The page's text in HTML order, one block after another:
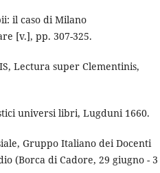
il caso di Milano
[v.], pp. 307-325.
Lectura super Clementinis,
universi libri, Lugduni 1660.
Gruppo Italiano dei Docenti
(Borca di Cadore, 29 giugno - 3